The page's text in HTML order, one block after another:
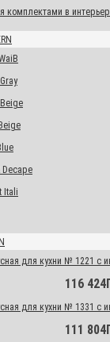
комплектами в
Decape
Itali
для кухни № 1221 с
116
для кухни № 1331 с
111